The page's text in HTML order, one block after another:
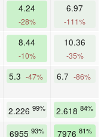
4.24
-28%
6.97
-111%
8.44
-10%
10.36
-35%
5.3 -47% 6.7 -86%
2.226 99% 2.618 84%
6955 93% 7976 81%